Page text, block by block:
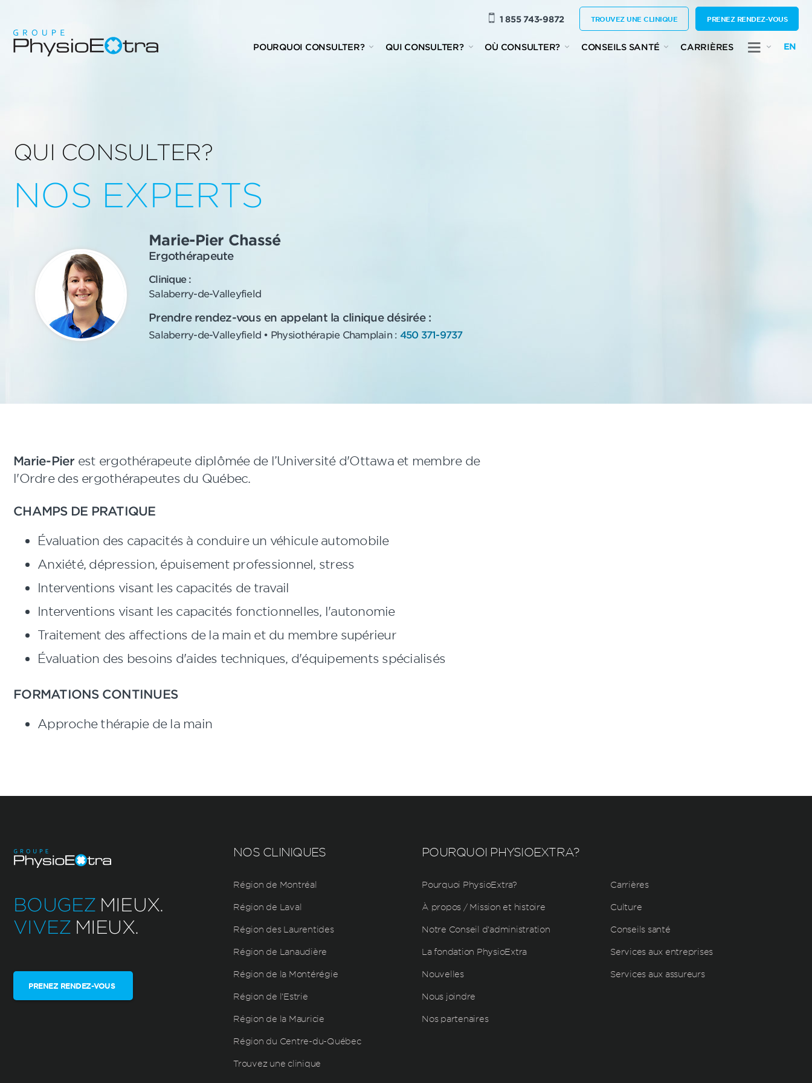
1 855 743-9872 TROUVEZ UNE CLINIQUE PRENEZ RENDEZ-VOUS
POURQUOI CONSULTER? QUI CONSULTER? OÙ CONSULTER? CONSEILS SANTÉ CARRIÈRES EN
QUI CONSULTER?
NOS EXPERTS
Marie-Pier Chassé
Ergothérapeute
Clinique :
Salaberry-de-Valleyfield
Prendre rendez-vous en appelant la clinique désirée :
Salaberry-de-Valleyfield • Physiothérapie Champlain : 450 371-9737
Marie-Pier est ergothérapeute diplômée de l’Université d'Ottawa et membre de
l'Ordre des ergothérapeutes du Québec.
CHAMPS DE PRATIQUE
Évaluation des capacités à conduire un véhicule automobile
Anxiété, dépression, épuisement professionnel, stress
Interventions visant les capacités de travail
Interventions visant les capacités fonctionnelles, l'autonomie
Traitement des affections de la main et du membre supérieur
Évaluation des besoins d'aides techniques, d'équipements spécialisés
FORMATIONS CONTINUES
Approche thérapie de la main
BOUGEZ MIEUX.
VIVEZ MIEUX.
PRENEZ RENDEZ-VOUS
NOS CLINIQUES
Région de Montréal
Région de Laval
Région des Laurentides
Région de Lanaudière
Région de la Montérégie
Région de l’Estrie
Région de la Mauricie
Région du Centre-du-Québec
Trouvez une clinique
POURQUOI PHYSIOEXTRA?
Pourquoi PhysioExtra?
À propos / Mission et histoire
Notre Conseil d’administration
La fondation PhysioExtra
Nouvelles
Nous joindre
Nos partenaires
Carrières
Culture
Conseils santé
Services aux entreprises
Services aux assureurs